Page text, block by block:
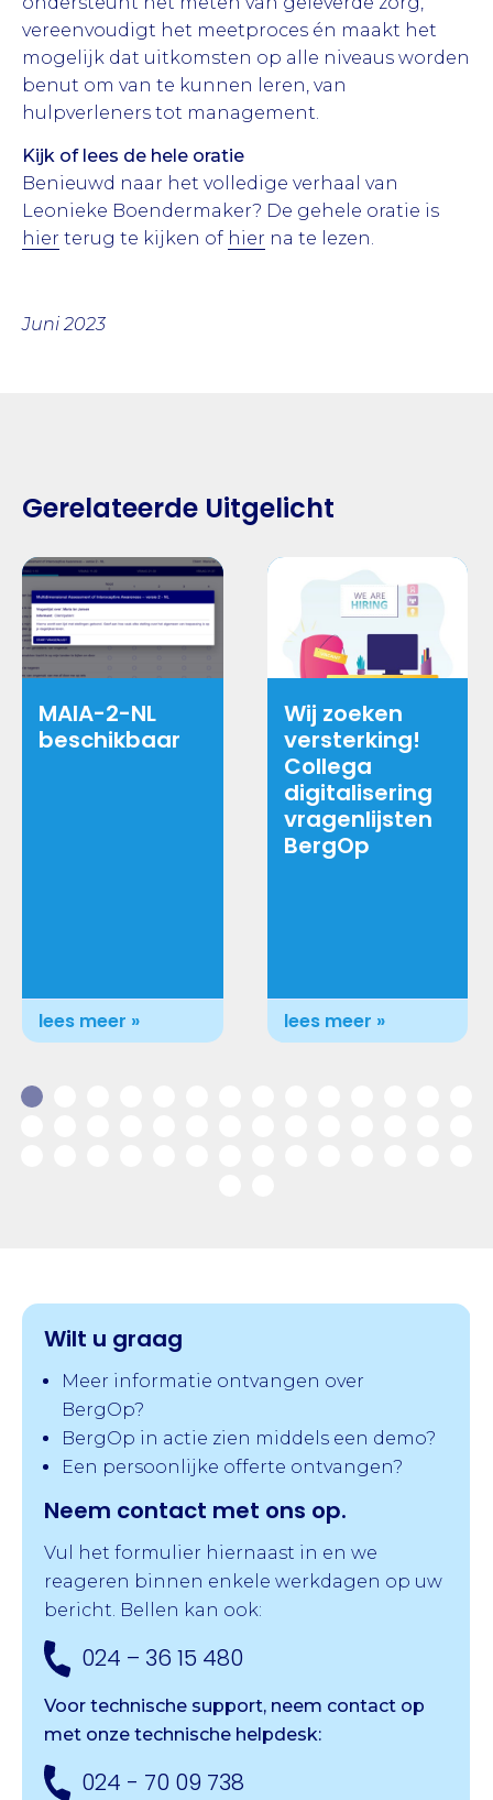
vereenvoudigt het meetproces én maakt het
mogelijk dat uitkomsten op alle niveaus worden
benut om van te kunnen leren, van
hulpverleners tot management.
Kijk of lees de hele oratie
Benieuwd naar het volledige verhaal van
Leonieke Boendermaker? De gehele oratie is
hier terug te kijken of hier na te lezen.
Juni 2023
Gerelateerde Uitgelicht
MAIA-2-NL
beschikbaar
lees meer »
Wij zoeken
versterking!
Collega
digitalisering
vragenlijsten
BergOp
lees meer »
Wilt u graag
Meer informatie ontvangen over
BergOp?
BergOp in actie zien middels een demo?
Een persoonlijke offerte ontvangen?
Neem contact met ons op.
Vul het formulier hiernaast in en we
reageren binnen enkele werkdagen op uw
bericht. Bellen kan ook:
024 – 36 15 480
Voor technische support, neem contact op
met onze technische helpdesk:
024 - 70 09 738